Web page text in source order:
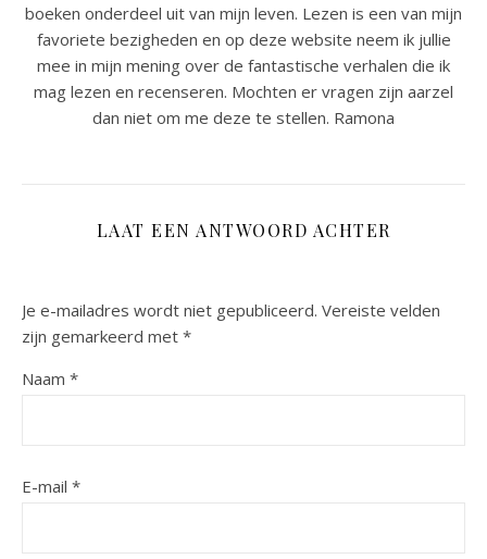
boeken onderdeel uit van mijn leven. Lezen is een van mijn
favoriete bezigheden en op deze website neem ik jullie
mee in mijn mening over de fantastische verhalen die ik
mag lezen en recenseren. Mochten er vragen zijn aarzel
dan niet om me deze te stellen. Ramona
LAAT EEN ANTWOORD ACHTER
Je e-mailadres wordt niet gepubliceerd. Vereiste velden
zijn gemarkeerd met *
Naam *
E-mail *